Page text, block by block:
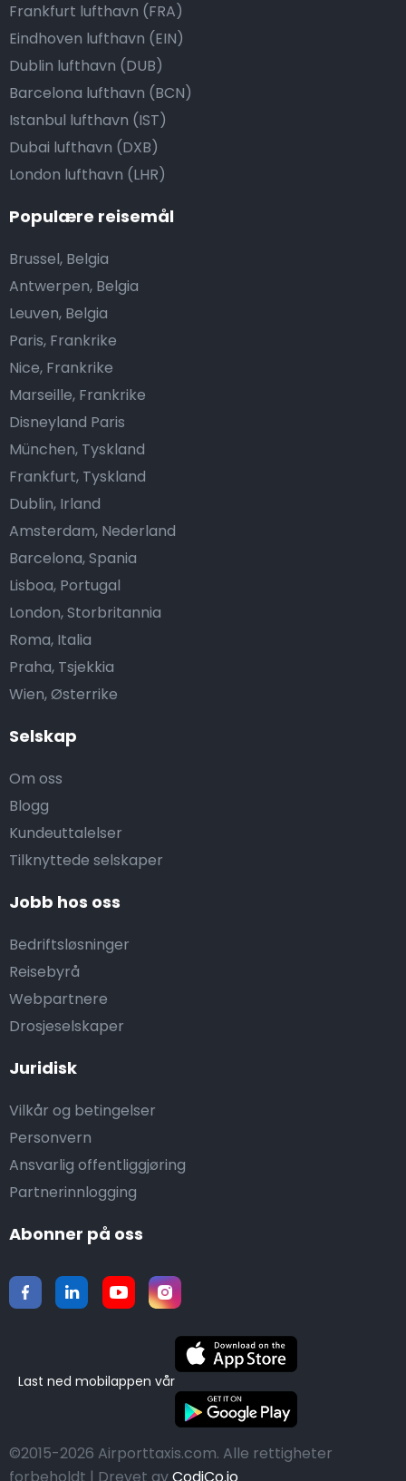
Selskap
Om oss
Blogg
Kundeuttalelser
Tilknyttede selskaper
Jobb hos oss
Bedriftsløsninger
Reisebyrå
Webpartnere
Drosjeselskaper
Juridisk
Vilkår og betingelser
Personvern
Ansvarlig offentliggjøring
Partnerinnlogging
Frankfurt lufthavn (FRA)
Eindhoven lufthavn (EIN)
Dublin lufthavn (DUB)
Barcelona lufthavn (BCN)
Istanbul lufthavn (IST)
Dubai lufthavn (DXB)
London lufthavn (LHR)
Populære reisemål
Brussel, Belgia
Antwerpen, Belgia
Leuven, Belgia
Paris, Frankrike
Nice, Frankrike
Marseille, Frankrike
Disneyland Paris
München, Tyskland
Frankfurt, Tyskland
Dublin, Irland
Amsterdam, Nederland
Barcelona, Spania
Lisboa, Portugal
London, Storbritannia
Roma, Italia
Praha, Tsjekkia
Wien, Østerrike
Abonner på oss
Last ned mobilappen vår
©2015-2026 Airporttaxis.com. Alle rettigheter